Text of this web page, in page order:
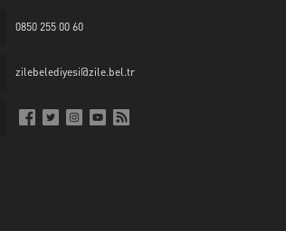
0850 255 00 60
zilebelediyesi@zile.bel.tr